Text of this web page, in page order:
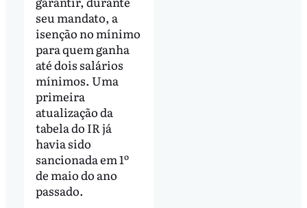
seu mandato, a
isenção no mínimo
para quem ganha
até dois salários
mínimos. Uma
primeira
atualização da
tabela do IR já
havia sido
sancionada em 1º
de maio do ano
passado.